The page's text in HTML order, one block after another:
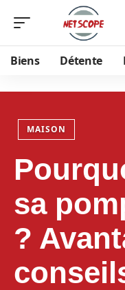
Biens Détente
MAISON
sa
?